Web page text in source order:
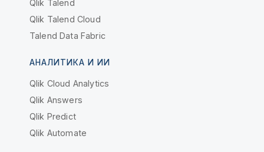
Qlik Talend
Qlik Talend Cloud
Talend Data Fabric
АНАЛИТИКА И ИИ
Qlik Cloud Analytics
Qlik Answers
Qlik Predict
Qlik Automate